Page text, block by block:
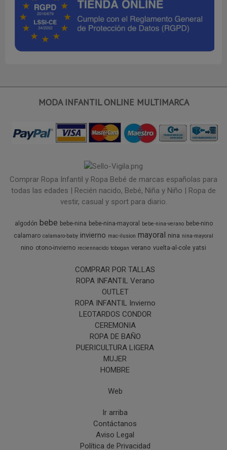
MODA INFANTIL ONLINE MULTIMARCA
Comprar Ropa Infantil y Ropa Bebé de marcas españolas para
todas las edades | Recién nacido, Bebé, Niña y Niño | Ropa de
vestir, casual y sport para diario.
algodón bebe bebe-nina bebe-nina-mayoral bebe-nina-verano bebe-nino
calamaro calamaro-baby invierno mac-ilusion mayoral nina nina-mayoral
nino otono-invierno reciennacido tobogan verano vuelta-al-cole yatsi
COMPRAR POR TALLAS
ROPA INFANTIL Verano
OUTLET
ROPA INFANTIL Invierno
LEOTARDOS CONDOR
CEREMONIA
ROPA DE BAÑO
PUERICULTURA LIGERA
MUJER
HOMBRE
Web
Ir arriba
Contáctanos
Aviso Legal
Política de Privacidad